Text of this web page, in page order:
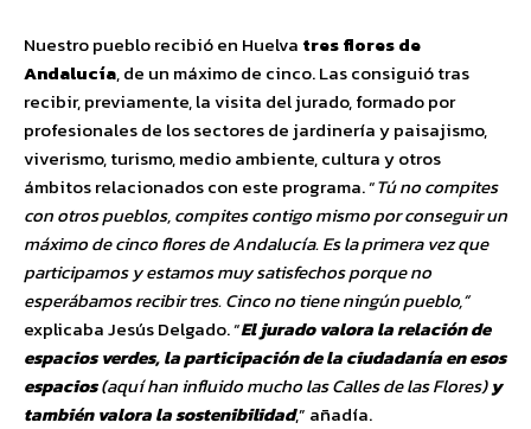
Nuestro pueblo recibió en Huelva tres flores de
Andalucía, de un máximo de cinco. Las consiguió tras
recibir, previamente, la visita del jurado, formado por
profesionales de los sectores de jardinería y paisajismo,
viverismo, turismo, medio ambiente, cultura y otros
ámbitos relacionados con este programa. “Tú no compites
con otros pueblos, compites contigo mismo por conseguir un
máximo de cinco flores de Andalucía. Es la primera vez que
participamos y estamos muy satisfechos porque no
esperábamos recibir tres. Cinco no tiene ningún pueblo,”
explicaba Jesús Delgado. “El jurado valora la relación de
espacios verdes, la participación de la ciudadanía en esos
espacios(aquí han influido mucho las Calles de las Flores)y
también valora la sostenibilidad,” añadía.